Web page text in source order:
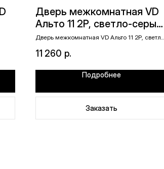
Дверь межкомнатная VD
Альто 11 2P, светло-серый
эмалит, 600х2000, глухое,
фигурная филенка
Дверь межкомнатная VD Альто 11 2P, светло-
филенка
11 260 р.
Подробнее
Заказать